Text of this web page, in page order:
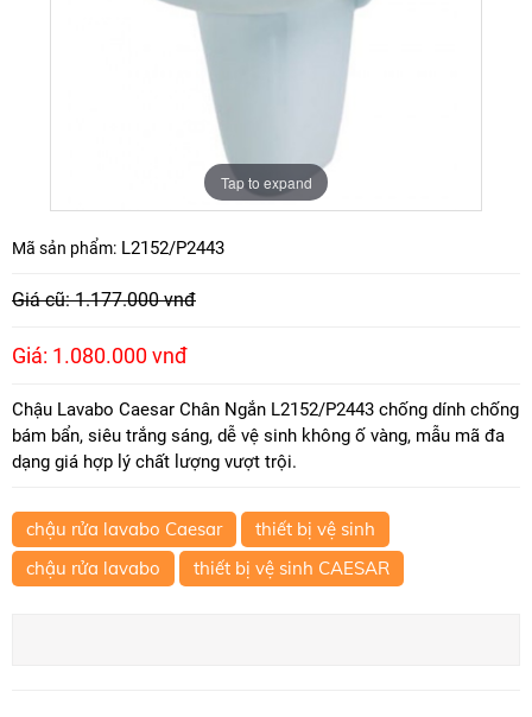
Tap to expand
Mã sản phẩm: L2152/P2443
Giá cũ: 1.177.000 vnđ
Giá: 1.080.000 vnđ
Chậu Lavabo Caesar Chân Ngắn L2152/P2443 chống dính chống
bám bẩn, siêu trắng sáng, dễ vệ sinh không ố vàng, mẫu mã đa
dạng giá hợp lý chất lượng vượt trội.
chậu rửa lavabo Caesar
thiết bị vệ sinh
chậu rửa lavabo
thiết bị vệ sinh CAESAR